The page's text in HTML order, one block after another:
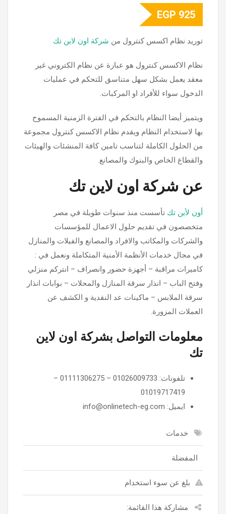
EGP 925
توريد نظام اكسس كنترول من شركة اون لاين تك
نظام الاكسس كنترول هو عبارة عن نظام الكتروني غير
معقد يعمل بشكل سهل متناسق للتحكم في عمليات
الدخول سواء للأفراد او المركبات.
ويتميز أيضا النظام بالتحكم في الفترة الزمنية المسموح
بها لاستخدام النظام ويقدم نظام الاكسس كنترول مجموعة
من الحلول الكاملة لتناسب تامين كافة المنشئات والهيئات
والقطاع الخاص والبنوك والمصانع.
عن شركة اون لاين تك
أون لأين تك تأسست منذ سنوات طويلة في مصر
متخصصون في تقديم حلول الاعمال للمؤسسات
والشركات والمكاتب والافراد والمصانع والفيلات والمنازل
في مجال خدمات الأنظمة الأمنية المتكاملة ونعمل في :
كاميرات مراقبة – أجهزة حضور وانصراف – انتركم منزلي
وفتح الباب – انذار سرقة المنازل والمحلات – بوابات انذار
سرقة الملابس – ماكينات عد النقدية و الكشف عن
العملات المزورة.
معلومات التواصل بشركة اون لاين
تك
تلفونات: 01026009733 – 01111306275 –
01019717419
ايميل: info@onlinetech-eg.com
خدمات
المفضلة
بلغ عن سوء استخدام
مشاركة هذا القائمة: